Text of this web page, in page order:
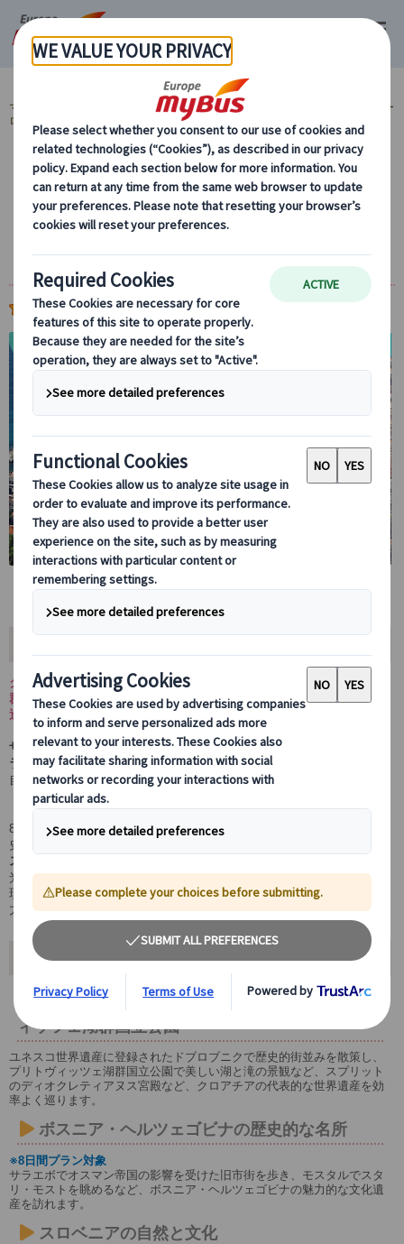
マイバス・ヨーロッパ ヨーロッパ周遊『ランドクルーズ』とは？ (59)
ヨー
ロッパ周遊旅行『ランドクルーズ』 (59)
【10％OFF】まだ間に合う！夏セール中！ (24)
ランドクルーズ｜バルカン半島周遊 7日間・8
日間（ザグレブ発着／ドブロブニク発ザグレ
ブ着）
5.0 (1件)
OFF
クロアチアを中心に、世界遺産ドブロブニクやプリトヴィッツェ湖
群国立公園、スロベニアやボスニア・ヘルツェゴビナの歴史都市を
巡るランドクルーズツアー。
ザグレブ発着の8日間プランもドブロブニク発ザグレブ着の7日間プ
ランも、クロアチアの美しい自然景観や世界遺産を効率よく巡り
自由行動を交えて歴史的街並みや絶景を満喫できます。
8日間プランではアクセスが難しいボスニア・ヘルツェゴビナ
史都市も訪れ、文化体験の幅がさらに広がります。
スロベニア
光後も充実の食事を楽しめます。
現地の魅力を自由に満喫できる自由行動も充実しており、現地の魅
力を自由に満喫できます。
おすすめポイント
クロアチアの世界遺産ドブロブニクとプリトヴ
ィッツェ湖群国立公園
ユネスコ世界遺産に登録されたドブロブニクで歴史的街並みを散策し、
プリトヴィッツェ湖群国立公園で美しい湖と滝の景観など、スプリット
のディオクレティアヌス宮殿など、クロアチアの代表的な世界遺産を効
率よく巡ります。
ボスニア・ヘルツェゴビナの歴史的な名所
※8日間プラン対象
サラエボでオスマン帝国の影響を受けた旧市街を歩き、モスタルでスタ
リ・モストを眺めるなど、ボスニア・ヘルツェゴビナの魅力的な文化遺
産を訪れます。
スロベニアの自然と文化